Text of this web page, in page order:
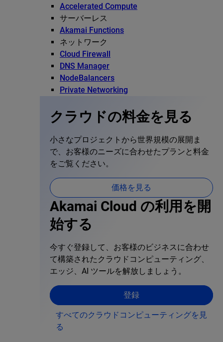
Accelerated Compute
サーバーレス
Akamai Functions
ネットワーク
Cloud Firewall
DNS Manager
NodeBalancers
Private Networking
クラウドの料金を見る
小さなプロジェクトから世界規模の展開ま
で、お客様のニーズに合わせたプランと料金
をご覧ください。
価格を見る
Akamai Cloud の利用を開
始する
今すぐ登録して、お客様のビジネスに合わせ
て構築されたクラウドコンピューティング、
エッジ、AI ツールを解放しましょう。
登録
すべてのクラウドコンピューティングを見
る